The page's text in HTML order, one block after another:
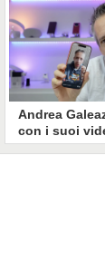
Andrea
con i suoi
sono io